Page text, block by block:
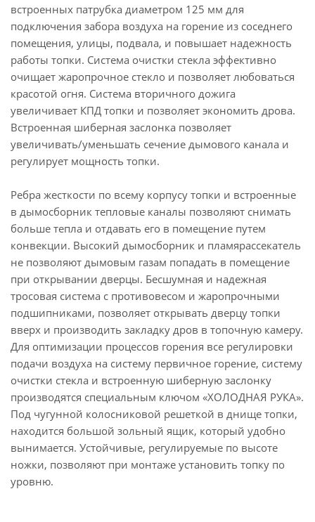
встроенных патрубка диаметром 125 мм для
подключения забора воздуха на горение из соседнего
помещения, улицы, подвала, и повышает надежность
работы топки. Система очистки стекла эффективно
очищает жаропрочное стекло и позволяет любоваться
красотой огня. Система вторичного дожига
увеличивает КПД топки и позволяет экономить дрова.
Встроенная шиберная заслонка позволяет
увеличивать/уменьшать сечение дымового канала и
регулирует мощность топки.
Ребра жесткости по всему корпусу топки и встроенные
в дымосборник тепловые каналы позволяют снимать
больше тепла и отдавать его в помещение путем
конвекции. Высокий дымосборник и пламярассекатель
не позволяют дымовым газам попадать в помещение
при открывании дверцы. Бесшумная и надежная
тросовая система с противовесом и жаропрочными
подшипниками, позволяет открывать дверцу топки
вверх и производить закладку дров в топочную камеру.
Для оптимизации процессов горения все регулировки
подачи воздуха на систему первичное горение, систему
очистки стекла и встроенную шиберную заслонку
производятся специальным ключом «ХОЛОДНАЯ РУКА».
Под чугунной колосниковой решеткой в днище топки,
находится большой зольный ящик, который удобно
вынимается. Устойчивые, регулируемые по высоте
ножки, позволяют при монтаже установить топку по
уровню.